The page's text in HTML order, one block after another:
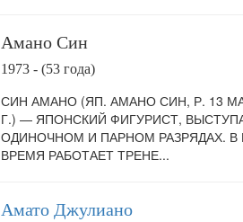
Амано Син
1973 - (53 года)
СИН АМАНО (ЯП. АМАНО СИН, Р. 13
Г.) — ЯПОНСКИЙ ФИГУРИСТ,
ОДИНОЧНОМ И ПАРНОМ РАЗРЯДАХ.
ВРЕМЯ РАБОТАЕТ ТРЕНЕ...
Амато Джулиано